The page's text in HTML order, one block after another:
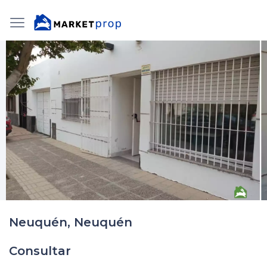
Neuquén, Neuquén
Consultar